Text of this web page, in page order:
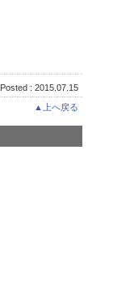
Posted : 2015.07.15
▲上へ戻る